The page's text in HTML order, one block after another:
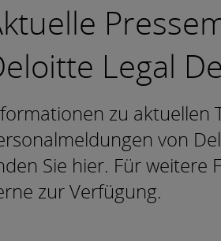
Legal
zu aktuellen
von
Sie hier. Für weitere
zur Verfügung.